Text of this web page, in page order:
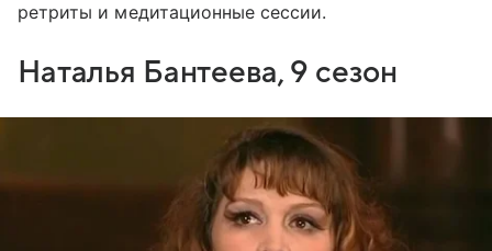
ретриты и медитационные сессии.
Наталья Бантеева, 9 сезон